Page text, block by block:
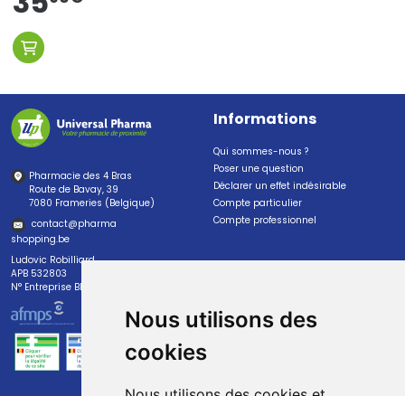
Nous utilisons des
cookies
Pharmacie des 4 Bras
Route de Bavay, 39
7080 Frameries (Belgique)
contact@pharma
shopping.be
Ludovic Robilliard
APB 532803
N° Entreprise BE0447.382.113
Informations
Qui sommes-nous ?
Poser une question
Déclarer un effet indésirable
Compte particulier
Compte professionnel